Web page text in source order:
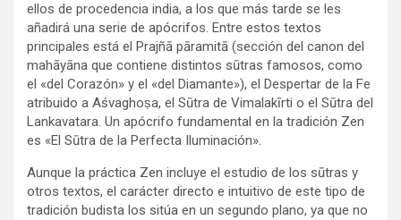
ellos de procedencia india, a los que más tarde se les
añadirá una serie de apócrifos. Entre estos textos
principales está el Prajñā pāramitā (sección del canon del
mahāyāna que contiene distintos sūtras famosos, como
el «del Corazón» y el «del Diamante»), el Despertar de la Fe
atribuido a Aśvaghoṣa, el Sūtra de Vimalakīrti o el Sūtra del
Lankavatara. Un apócrifo fundamental en la tradición Zen
es «El Sūtra de la Perfecta Iluminación».
Aunque la práctica Zen incluye el estudio de los sūtras y
otros textos, el carácter directo e intuitivo de este tipo de
tradición budista los sitúa en un segundo plano, ya que no